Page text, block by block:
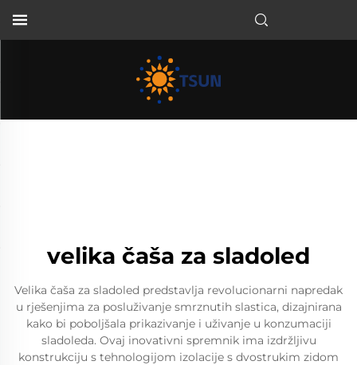
velika čaša za sladoled
Velika čaša za sladoled predstavlja revolucionarni napredak
u rješenjima za posluživanje smrznutih slastica, dizajnirana
kako bi poboljšala prikazivanje i uživanje u konzumaciji
sladoleda. Ovaj inovativni spremnik ima izdržljivu
konstrukciju s tehnologijom izolacije s dvostrukim zidom